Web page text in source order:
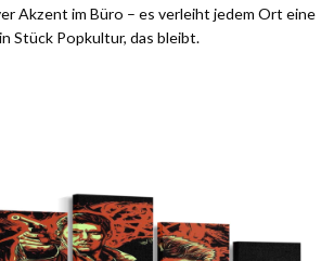
Akzent im Büro – es verleiht jedem Ort eine
Stück Popkultur, das bleibt.